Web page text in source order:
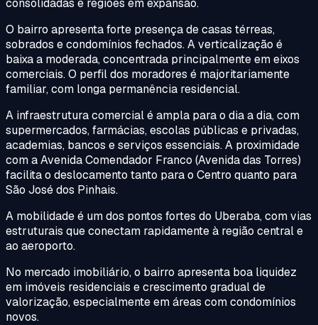
O bairro apresenta forte presença de casas térreas,
sobrados e condomínios fechados. A verticalização é
baixa a moderada, concentrada principalmente em eixos
comerciais. O perfil dos moradores é majoritariamente
familiar, com longa permanência residencial.
A infraestrutura comercial é ampla para o dia a dia, com
supermercados, farmácias, escolas públicas e privadas,
academias, bancos e serviços essenciais. A proximidade
com a Avenida Comendador Franco (Avenida das Torres)
facilita o deslocamento tanto para o Centro quanto para
São José dos Pinhais.
A mobilidade é um dos pontos fortes do Uberaba, com vias
estruturais que conectam rapidamente à região central e
ao aeroporto.
No mercado imobiliário, o bairro apresenta boa liquidez
em imóveis residenciais e crescimento gradual de
valorização, especialmente em áreas com condomínios
novos.